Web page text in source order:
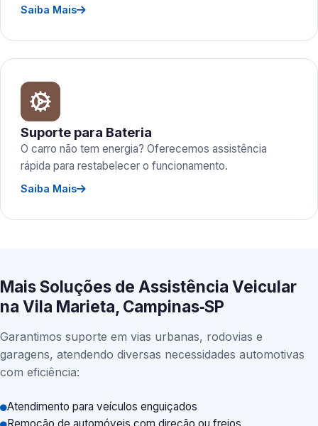
Saiba Mais
Suporte para Bateria
O carro não tem energia? Oferecemos assistência
rápida para restabelecer o funcionamento.
Saiba Mais
Mais Soluções de Assistência Veicular
na Vila Marieta, Campinas‑SP
Garantimos suporte em vias urbanas, rodovias e
garagens, atendendo diversas necessidades automotivas
com eficiência:
Atendimento para veículos enguiçados